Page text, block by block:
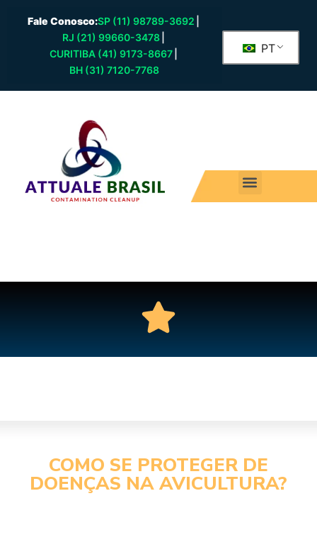
Fale Conosco:SP (11) 98789-3692
RJ (21) 99660-3478
CURITIBA (41) 9173-8667
BH (31) 7120-7768
PT
COMO SE PROTEGER DE
DOENÇAS NA AVICULTURA?